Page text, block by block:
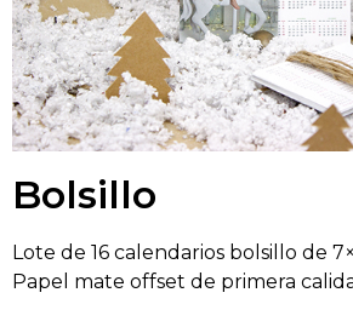
Bolsillo
Lote de 16 calendarios bolsillo de
Papel mate offset de primera